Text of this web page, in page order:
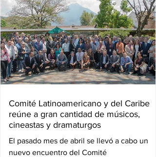
Comité Latinoamericano y del Caribe
reúne a gran cantidad de músicos,
cineastas y dramaturgos
El pasado mes de abril se llevó a cabo un
nuevo encuentro del Comité